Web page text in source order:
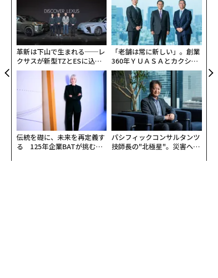
革新は下山で生まれる──レ
クサスが新型TZとESに込め
た「DISCOVER」の哲学
「老舗は常に新しい」。創業
360年ＹＵＡＳＡとカクシン
CEO田尻望が語る、AIを超え
る人の価値
伝統を礎に、未来を再定義す
る 125年企業BATが挑むス
パシフィックコンサルタンツ
技師長の"北極星"。災害への